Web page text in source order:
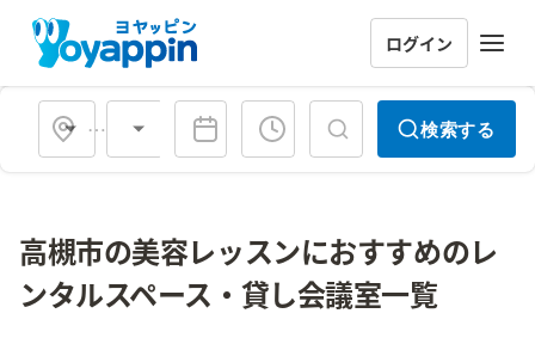
ログイン
会場タイプ 検索する
高槻市の美容レッスンにおすすめのレ
ンタルスペース・貸し会議室一覧